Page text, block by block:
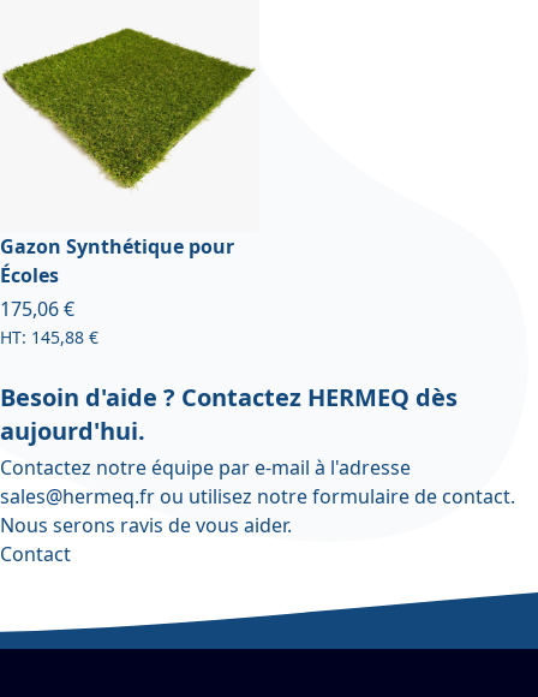
Gazon Synthétique pour
Écoles
À partir de
175,06 €
145,88 €
Besoin d'aide ? Contactez HERMEQ dès
aujourd'hui.
Contactez notre équipe par e-mail à l'adresse
sales@hermeq.frou utilisez notreformulaire de contact.
Nous serons ravis de vous aider.
Contact